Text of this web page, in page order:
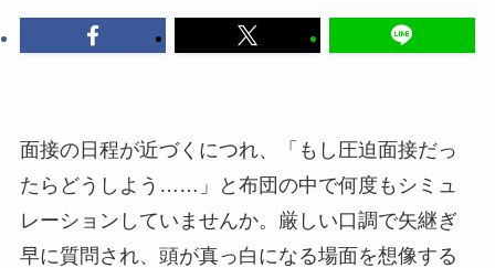
面接の日程が近づくにつれ、「もし圧迫面接だっ
たらどうしよう……」と布団の中で何度もシミュ
レーションしていませんか。厳しい口調で矢継ぎ
早に質問され、頭が真っ白になる場面を想像する